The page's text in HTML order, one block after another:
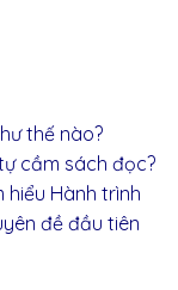
thế nào?
cầm sách đọc?
Hành trình
đề đầu tiên